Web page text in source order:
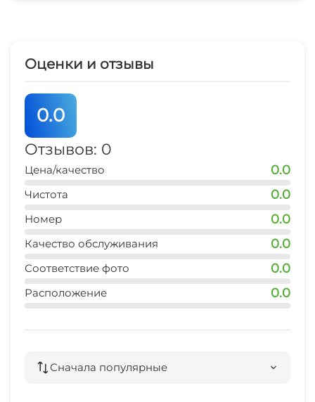
Оценки и отзывы
0.0
Отзывов: 0
Цена/качество 0.0
Чистота 0.0
Номер 0.0
Качество обслуживания 0.0
Соответствие фото 0.0
Расположение 0.0
Сначала популярные